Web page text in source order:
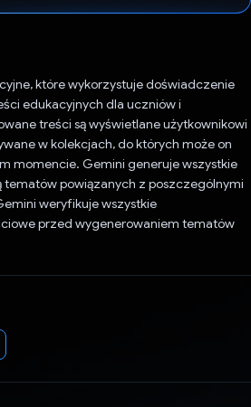
które wykorzystuje doświadczenie
edukacyjnych dla uczniów i
treści są wyświetlane użytkownikowi
w kolekcjach, do których może on
momencie. Gemini generuje wszystkie
powiązanych z poszczególnymi
weryfikuje wszystkie
przed wygenerowaniem tematów